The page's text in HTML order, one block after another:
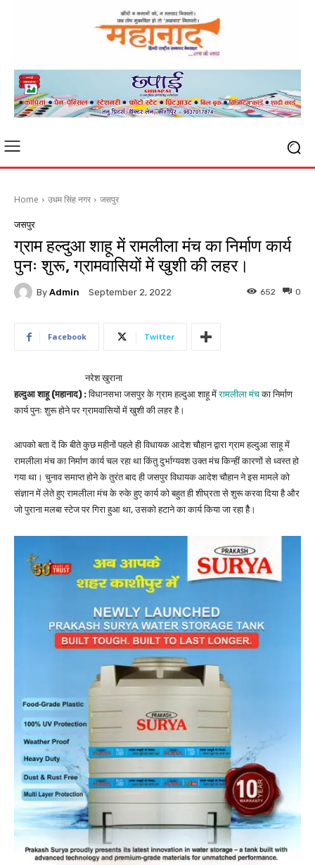
Home उधम सिंह नगर जसपुर
जसपुर
ग्राम हल्दुआ शाहू में रामलीला मंच का निर्माण कार्य
पुनः शुरू, ग्रामवासियों में खुशी की लहर।
By Admin September 2, 2022 0
652
Facebook Twitter
नरेश खुराना
हल्दुआ शाहू (महानाद) :विधानसभा जसपुर के ग्राम हल्दुआ शाहू मेंरामलीला मंचका निर्माण
कार्य पुनः शुरू होने पर ग्रामवासियों में खुशी की लहर है।
आपको बता दें कि बीते कुछ महीनों पहले ही विधायक आदेश चौहान द्वारा ग्राम हल्दुआ साहू में
रामलीला मंच का निर्माण कार्य चल रहा था किंतु दुर्भाग्यवश उक्त मंच किन्हीं कारणों से ध्वस्त हो
गया था। चुनाव समाप्त होने के तुरंत बाद ही जसपुर विधायक आदेश चौहान ने इस मामले को
संज्ञान में लेते हुए रामलीला मंच के रुके हुए कार्य को बहुत ही शीघ्रता से शुरू करवा दिया है और
जो पुराना मलबा स्टेज पर गिरा हुआ था, उसको हटाने का कार्य किया जा रहा हैै।